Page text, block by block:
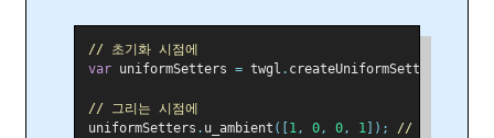
// 초기화 시점에
var uniformSetters = twgl . createUniformSetters
// 그리는 시점에
uniformSetters . u_ambient ([ 1, 0, 0, 1 ]); // ambient